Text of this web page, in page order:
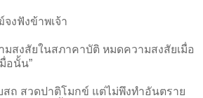
งฟังข้าพเจ้า
สงสัยในสภาคาบัติ หมดความสงสัยเมื่อ
อนั้น”
ถ สวดปาติโมกข์ แต่ไม่พึงทำอันตราย